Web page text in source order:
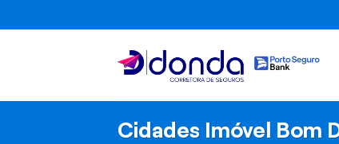
to
Cidades Imóvel Bom